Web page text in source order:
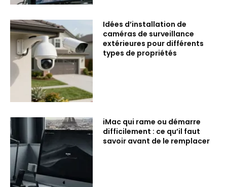
Idées d’installation de
caméras de surveillance
extérieures pour différents
types de propriétés
iMac qui rame ou démarre
difficilement : ce qu’il faut
savoir avant de le remplacer